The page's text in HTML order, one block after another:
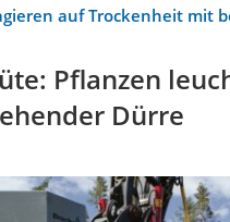
auf Trockenheit mit
Pflanzen
Dürre